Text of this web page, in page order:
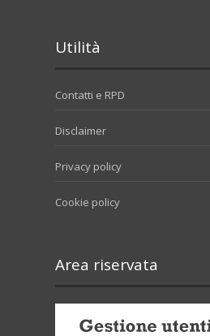
Utilità
Contatti e RPD
Disclaimer
Privacy policy
Cookie policy
Area riservata